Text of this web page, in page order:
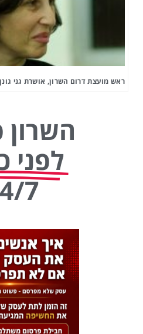
ראש מועצת דרום השרון, אושרת גני
השרון
לפני
7